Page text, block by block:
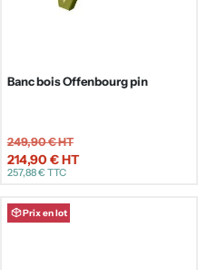
Banc bois Offenbourg pin
Prix
vente
249,90 €HT
214,90 €HT
257,88 €TTC
Prix en lot